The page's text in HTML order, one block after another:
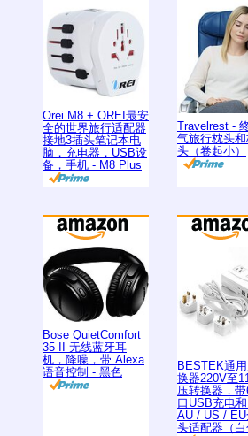
Orei M8 + OREI最安
全的世界旅行适配器
接地3插头笔记本电
脑，充电器，USB设
备，手机 - M8 Plus
Travelrest -
气旅行枕头
头（卷起小）
Bose QuietComfort
35 II 无线蓝牙耳
机，降噪，带 Alexa
语音控制 - 黑色
BESTEK通
换器220V至
压转换器，
口USB充电
AU / US /
头适配器（白